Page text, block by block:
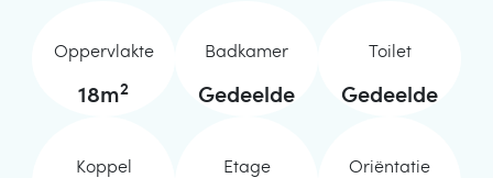
Oppervlakte
18m2
Badkamer
Gedeelde
Toilet
Gedeelde
Koppel Etage Oriëntatie